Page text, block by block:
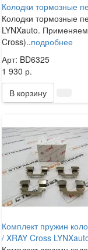
Колодки тормозные
Колодки тормозные
LYNXauto.
Cross)..подробнее
Арт: BD6325
1 930 р.
В корзину
Комплект пружин
/ XRAY Cross